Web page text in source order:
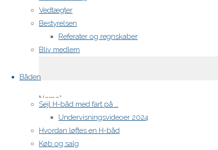
Vedtægter
Bestyrelsen
Referater og regnskaber
Bliv medlem
Båden
Sejl H-båd med fart på …
Undervisningsvideoer 2024
Hvordan løftes en H-båd
Køb og salg
Comment
Name*
Email*